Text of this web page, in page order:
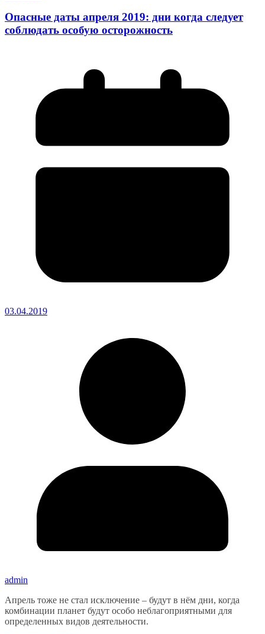
Опасные даты апреля 2019: дни когда следует
соблюдать особую осторожность
03.04.2019
admin
Апрель тоже не стал исключение – будут в нём дни, когда
комбинации планет будут особо неблагоприятными для
определенных видов деятельности.